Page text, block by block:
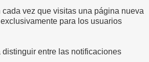
vez que visitas una página nueva
para los usuarios
entre las notificaciones